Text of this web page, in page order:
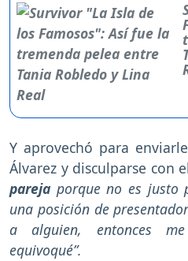
Y aprovechó para
Álvarez y disculparse con
pareja porque no es justo
una posición de
a alguien, entonces
equivoqué”.